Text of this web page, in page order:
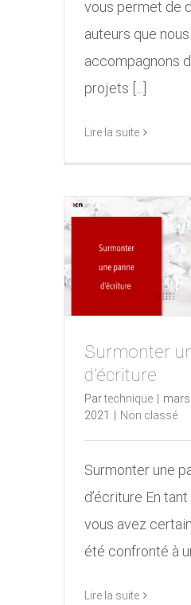
vous permet de
auteurs que nous
accompagnons
projets [...]
Lire la suite
Surmonter
Surmonter
d’écriture
Partechnique
mars
2021
Non classé
Surmonter une
d’écriture En tant
vous avez
été confronté à
Lire la suite